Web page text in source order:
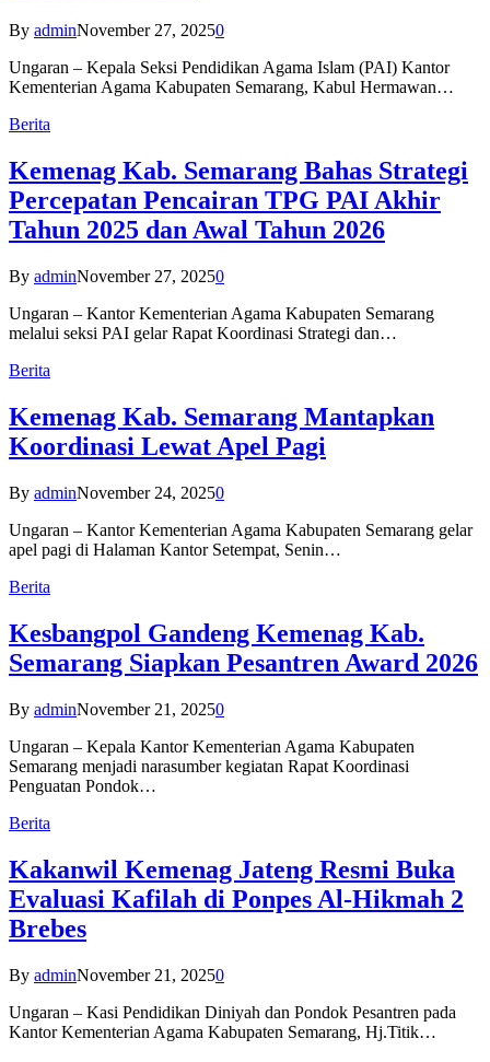
By adminNovember 27, 20250
Ungaran – Kepala Seksi Pendidikan Agama Islam (PAI) Kantor
Kementerian Agama Kabupaten Semarang, Kabul Hermawan…
Berita
Kemenag Kab. Semarang Bahas Strategi
Percepatan Pencairan TPG PAI Akhir
Tahun 2025 dan Awal Tahun 2026
By adminNovember 27, 20250
Ungaran – Kantor Kementerian Agama Kabupaten Semarang
melalui seksi PAI gelar Rapat Koordinasi Strategi dan…
Berita
Kemenag Kab. Semarang Mantapkan
Koordinasi Lewat Apel Pagi
By adminNovember 24, 20250
Ungaran – Kantor Kementerian Agama Kabupaten Semarang gelar
apel pagi di Halaman Kantor Setempat, Senin…
Berita
Kesbangpol Gandeng Kemenag Kab.
Semarang Siapkan Pesantren Award 2026
By adminNovember 21, 20250
Ungaran – Kepala Kantor Kementerian Agama Kabupaten
Semarang menjadi narasumber kegiatan Rapat Koordinasi
Penguatan Pondok…
Berita
Kakanwil Kemenag Jateng Resmi Buka
Evaluasi Kafilah di Ponpes Al-Hikmah 2
Brebes
By adminNovember 21, 20250
Ungaran – Kasi Pendidikan Diniyah dan Pondok Pesantren pada
Kantor Kementerian Agama Kabupaten Semarang, Hj.Titik…